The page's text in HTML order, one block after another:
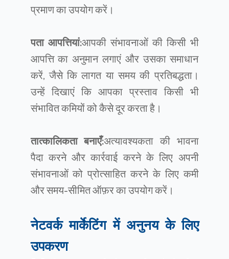
प्रमाण का उपयोग करें।
पता आपत्तियां:आपकी संभावनाओं की किसी भी
आपत्ति का अनुमान लगाएं और उसका समाधान
करें, जैसे कि लागत या समय की प्रतिबद्धता।
उन्हें दिखाएं कि आपका प्रस्ताव किसी भी
संभावित कमियों को कैसे दूर करता है।
तात्कालिकता बनाएँ:अत्यावश्यकता की भावना
पैदा करने और कार्रवाई करने के लिए अपनी
संभावनाओं को प्रोत्साहित करने के लिए कमी
और समय-सीमित ऑफ़र का उपयोग करें।
नेटवर्क मार्केटिंग में अनुनय के लिए
उपकरण